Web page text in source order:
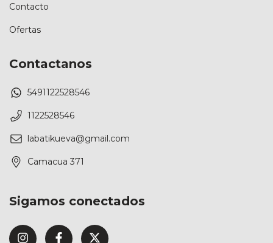
Contacto
Ofertas
Contactanos
5491122528546
1122528546
labatikueva@gmail.com
Camacua 371
Sigamos conectados